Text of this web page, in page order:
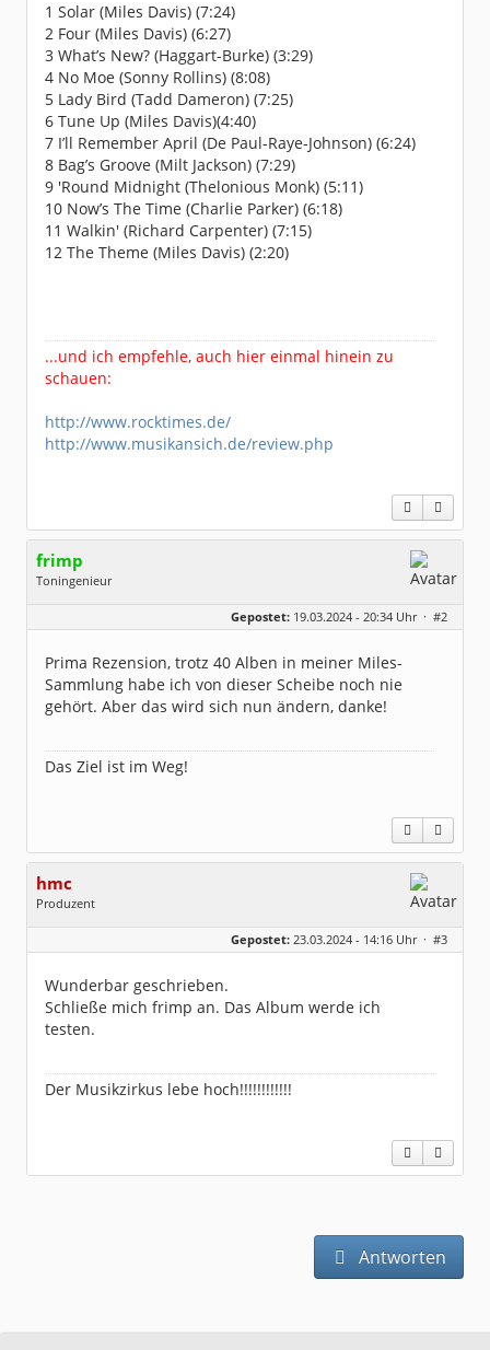
1 Solar (Miles Davis) (7:24)
2 Four (Miles Davis) (6:27)
3 What’s New? (Haggart-Burke) (3:29)
4 No Moe (Sonny Rollins) (8:08)
5 Lady Bird (Tadd Dameron) (7:25)
6 Tune Up (Miles Davis)(4:40)
7 I’ll Remember April (De Paul-Raye-Johnson) (6:24)
8 Bag’s Groove (Milt Jackson) (7:29)
9 'Round Midnight (Thelonious Monk) (5:11)
10 Now’s The Time (Charlie Parker) (6:18)
11 Walkin' (Richard Carpenter) (7:15)
12 The Theme (Miles Davis) (2:20)
...und ich empfehle, auch hier einmal hinein zu
schauen:
http://www.rocktimes.de/
http://www.musikansich.de/review.php
frimp
Toningenieur
Alter:
65
Dabei seit:
02 / 2012
Gepostet: 19.03.2024 - 20:34 Uhr · #2
Prima Rezension, trotz 40 Alben in meiner Miles-
Sammlung habe ich von dieser Scheibe noch nie
gehört. Aber das wird sich nun ändern, danke!
Das Ziel ist im Weg!
hmc
Produzent
Geschlecht:
Alter:
69
Beiträge:
17571
Dabei seit:
04 / 2006
Gepostet: 23.03.2024 - 14:16 Uhr · #3
Wunderbar geschrieben.
Schließe mich frimp an. Das Album werde ich
testen.
Der Musikzirkus lebe hoch!!!!!!!!!!!!
Antworten